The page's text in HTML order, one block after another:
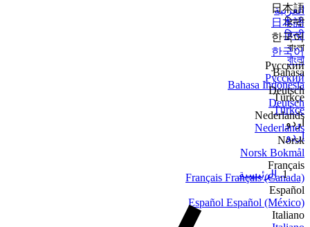
العربية
हिन्दी
हिन्दी
বাংলা
বাংলা
Bahasa
Bahasa Indonesia
Türkçe
Türkçe
اردو
اردو
日本語
日本語
한국어
한국어
Русский
Русский
Deutsch
Deutsch
Nederlands
Nederlands
Norsk
Norsk Bokmål
Français
Français Français (Canada)
Español
Español Español (México)
Italiano
الرئيسية